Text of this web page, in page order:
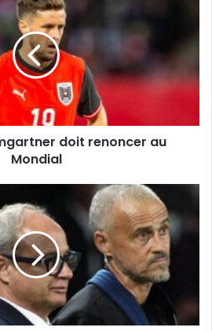
doit renoncer au
Mondial